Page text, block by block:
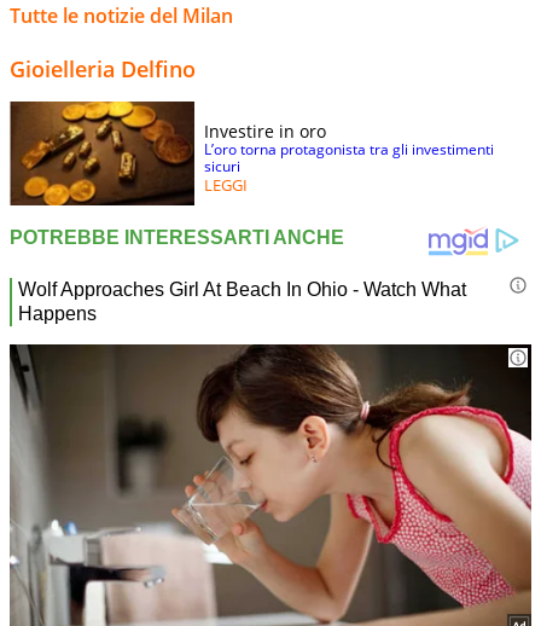
Tutte le notizie del Milan
Gioielleria Delfino
Investire in oro
L’oro torna protagonista tra gli investimenti
sicuri
LEGGI